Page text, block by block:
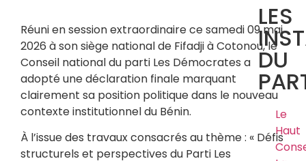
LES
DU
Le
Haut
Réuni en session extraordinaire ce samedi 09 mai
2026 à son siège national de Fifadji à Cotonou, le
Conseil national du parti Les Démocrates a
adopté une déclaration finale marquant
clairement sa position politique dans le nouveau
contexte institutionnel du Bénin.
À l’issue des travaux consacrés au thème : « Défis
structurels et perspectives du Parti Les